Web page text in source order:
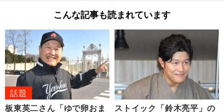
こんな記事も読まれています
話題
板東英二さん「ゆで卵おま
ストイック「鈴木亮平」の